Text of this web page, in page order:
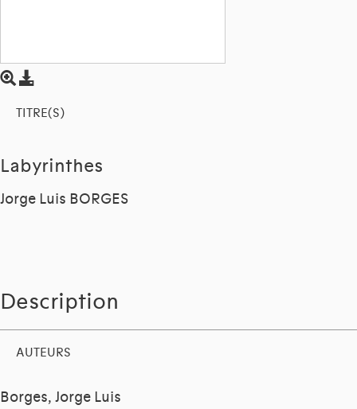
TITRE(S)
Labyrinthes
Jorge Luis BORGES
Description
AUTEURS
Borges, Jorge Luis